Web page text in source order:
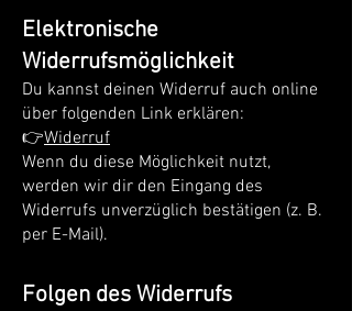
Elektronische
Widerrufsmöglichkeit
Du kannst deinen Widerruf auch online
über folgenden Link erklären:
👉Widerruf
Wenn du diese Möglichkeit nutzt,
werden wir dir den Eingang des
Widerrufs unverzüglich bestätigen (z. B.
per E-Mail).
Folgen des Widerrufs